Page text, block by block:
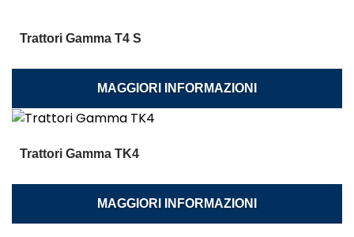
Trattori Gamma T4 S
MAGGIORI INFORMAZIONI
Trattori Gamma TK4
MAGGIORI INFORMAZIONI